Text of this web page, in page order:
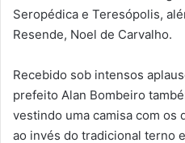
Seropédica e Teresópolis,
Resende, Noel de Carvalho.
Recebido sob intensos
prefeito Alan Bombeiro
vestindo uma camisa com os
ao invés do tradicional terno